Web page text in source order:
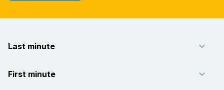
Last minute
First minute